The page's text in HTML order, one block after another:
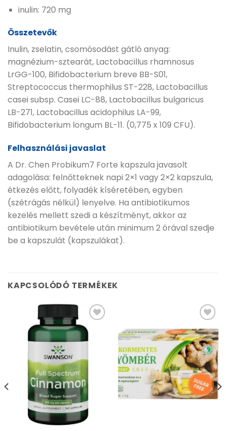
inulin: 720 mg
Összetevők
Inulin, zselatin, csomósodást gátló anyag:
magnézium-sztearát, Lactobacillus rhamnosus
LrGG-100, Bifidobacterium breve BB-S01,
Streptococcus thermophilus ST-228, Lactobacillus
casei subsp. Casei LC-88, Lactobacillus bulgaricus
LB-271, Lactobacillus acidophilus LA-99,
Bifidobacterium longum BL-11. (0,775 x 109 CFU).
Felhasználási javaslat
A Dr. Chen Probikum7 Forte kapszula javasolt
adagolása: felnőtteknek napi 2×1 vagy 2×2 kapszula,
étkezés előtt, folyadék kíséretében, egyben
(szétrágás nélkül) lenyelve. Ha antibiotikumos
kezelés mellett szedi a készítményt, akkor az
antibiotikum bevétele után minimum 2 órával szedje
be a kapszulát (kapszulákat).
KAPCSOLÓDÓ TERMÉKEK
Kívánságlistához
adás
Kívánságlistához
adás